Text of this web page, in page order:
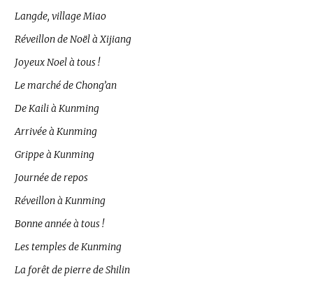
Langde, village Miao
Réveillon de Noël à Xijiang
Joyeux Noel à tous !
Le marché de Chong’an
De Kaili à Kunming
Arrivée à Kunming
Grippe à Kunming
Journée de repos
Réveillon à Kunming
Bonne année à tous !
Les temples de Kunming
La forêt de pierre de Shilin